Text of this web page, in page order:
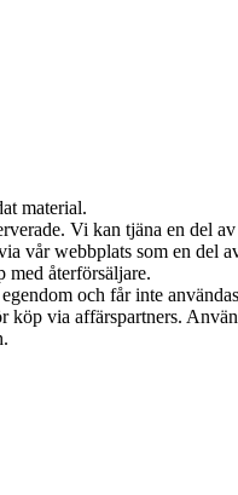
material.
Vi kan tjäna en del
vår webbplats som en del
med återförsäljare.
och får inte
köp via affärspartners.